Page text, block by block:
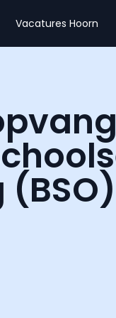
Vacatures Hoorn